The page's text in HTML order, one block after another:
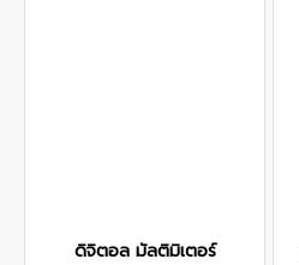
ดิจิตอล มัลติมิเตอร์